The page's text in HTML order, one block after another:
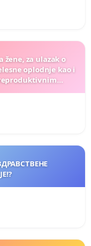
žene, za ulazak o
oplodnje kao i